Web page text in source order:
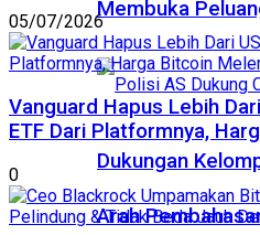
Membuka
Dukungan
Arah
05/07/2026
Vanguard Hapus Lebih
ETF Dari Platformnya,
0